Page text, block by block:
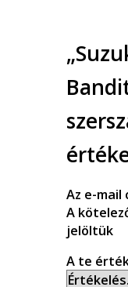
Az e-mail
A
jelöltük
A te